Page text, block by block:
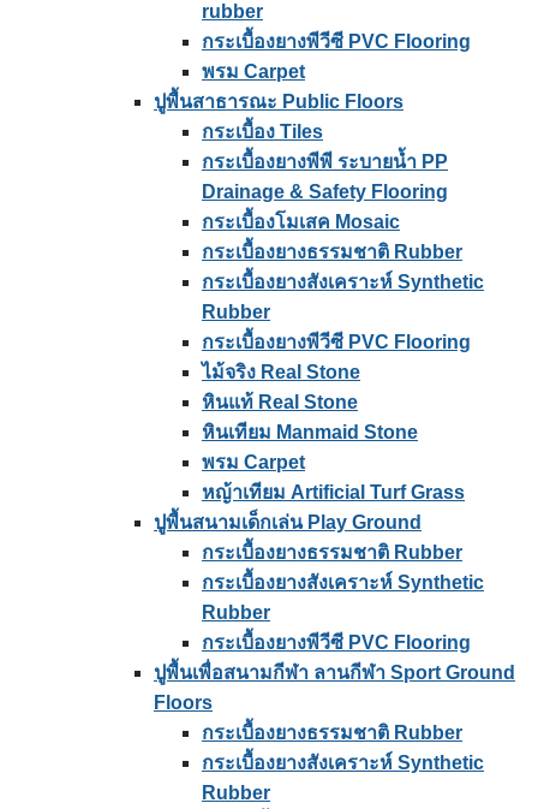
rubber
กระเบื้องยางพีวีซี PVC Flooring
พรม Carpet
ปูพื้นสาธารณะ Public Floors
กระเบื้อง Tiles
กระเบื้องยางพีพี ระบายน้ำ PP
Drainage & Safety Flooring
กระเบื้องโมเสค Mosaic
กระเบื้องยางธรรมชาติ Rubber
กระเบื้องยางสังเคราะห์ Synthetic
Rubber
กระเบื้องยางพีวีซี PVC Flooring
ไม้จริง Real Stone
หินแท้ Real Stone
หินเทียม Manmaid Stone
พรม Carpet
หญ้าเทียม Artificial Turf Grass
ปูพื้นสนามเด็กเล่น Play Ground
กระเบื้องยางธรรมชาติ Rubber
กระเบื้องยางสังเคราะห์ Synthetic
Rubber
กระเบื้องยางพีวีซี PVC Flooring
ปูพื้นเพื่อสนามกีฬา ลานกีฬา Sport Ground
Floors
กระเบื้องยางธรรมชาติ Rubber
กระเบื้องยางสังเคราะห์ Synthetic
Rubber